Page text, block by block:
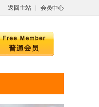
返回主站 会员中心